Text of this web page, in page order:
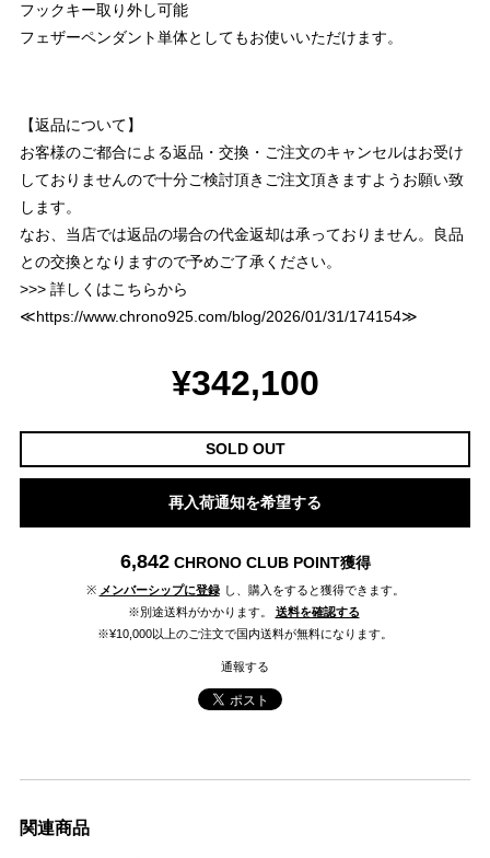
フックキー取り外し可能
フェザーペンダント単体としてもお使いいただけます。
【返品について】
お客様のご都合による返品・交換・ご注文のキャンセルはお受け
しておりませんので十分ご検討頂きご注文頂きますようお願い致
します。
なお、当店では返品の場合の代金返却は承っておりません。良品
との交換となりますので予めご了承ください。
>>> 詳しくはこちらから
≪https://www.chrono925.com/blog/2026/01/31/174154≫
¥342,100
SOLD OUT
再入荷通知を希望する
6,842 CHRONO CLUB POINT獲得
※ メンバーシップに登録 し、購入をすると獲得できます。
※別途送料がかかります。
送料を確認する
※¥10,000以上のご注文で国内送料が無料になります。
通報する
関連商品